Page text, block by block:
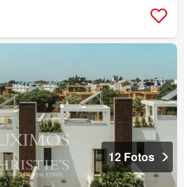
12 Fotos